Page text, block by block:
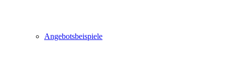
Angebotsbeispiele